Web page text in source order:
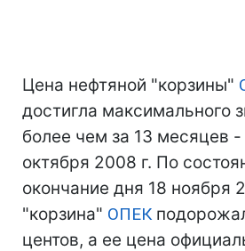
Цена нефтяной "корзины"
достигла максимального
более чем за 13 месяцев -
октября 2008 г. По
окончание дня 18 ноября
"корзина" ОПЕК
центов, а ее цена